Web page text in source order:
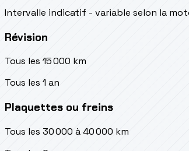
Intervalle indicatif - variable selon la
Révision
Tous les 15 000 km
Tous les 1 an
Plaquettes ou freins
Tous les 30 000 à 40 000 km